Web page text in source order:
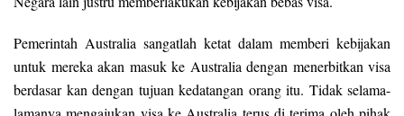
Pemerintah Australia sangatlah ketat dalam memberi kebijakan
untuk mereka akan masuk ke Australia dengan menerbitkan visa
berdasar kan dengan tujuan kedatangan orang itu. Tidak selama-